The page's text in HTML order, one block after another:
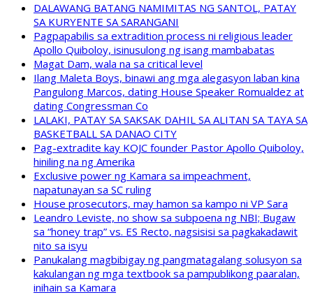
DALAWANG BATANG NAMIMITAS NG SANTOL, PATAY
SA KURYENTE SA SARANGANI
Pagpapabilis sa extradition process ni religious leader
Apollo Quiboloy, isinusulong ng isang mambabatas
Magat Dam, wala na sa critical level
Ilang Maleta Boys, binawi ang mga alegasyon laban kina
Pangulong Marcos, dating House Speaker Romualdez at
dating Congressman Co
LALAKI, PATAY SA SAKSAK DAHIL SA ALITAN SA TAYA SA
BASKETBALL SA DANAO CITY
Pag-extradite kay KOJC founder Pastor Apollo Quiboloy,
hiniling na ng Amerika
Exclusive power ng Kamara sa impeachment,
napatunayan sa SC ruling
House prosecutors, may hamon sa kampo ni VP Sara
Leandro Leviste, no show sa subpoena ng NBI; Bugaw
sa “honey trap” vs. ES Recto, nagsisisi sa pagkakadawit
nito sa isyu
Panukalang magbibigay ng pangmatagalang solusyon sa
kakulangan ng mga textbook sa pampublikong paaralan,
inihain sa Kamara